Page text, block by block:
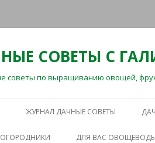
СОВЕТЫ С
советы по выращиванию овощей,
ЖУРНАЛ ДАЧНЫЕ СОВЕТЫ
ДЛЯ ВАС